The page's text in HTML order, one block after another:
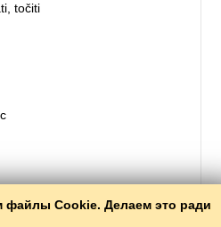
točiti
файлы Cookie. Делаем это ради